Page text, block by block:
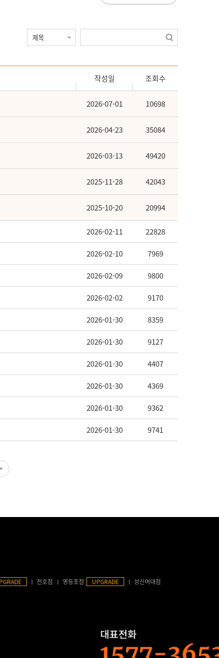
작성일 조회수
2026-07-01 10698
2026-04-23 35084
2026-03-13 49420
2025-11-28 42043
2025-10-20 20994
2026-02-11 22828
2026-02-10 7969
2026-02-09 9800
2026-02-02 9170
2026-01-30 8359
2026-01-30 9127
2026-01-30 4407
2026-01-30 4369
2026-01-30 9362
2026-01-30 9741
천호점 영등포점 UPGRADE 성신여대점